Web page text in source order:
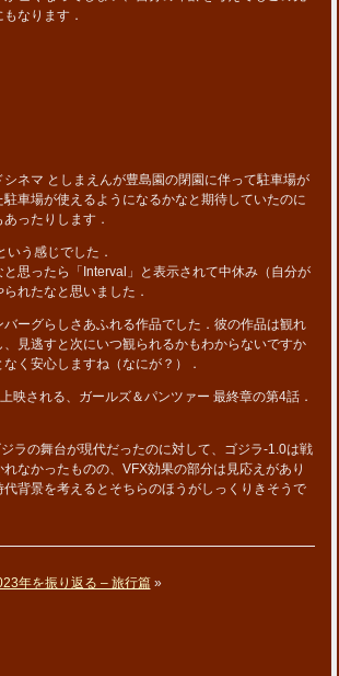
なります．
ネマ としまえんが豊島園の閉園に伴って駐車場が
車場が使えるようになるかなと期待していたのに
ったりします．
う感じでした．
思ったら「Interval」と表示されて中休み（自分が
れたなと思いました．
ーグらしさあふれる作品でした．彼の作品は観れ
見逃すと次にいつ観られるかもわからないですか
く安心しますね（なにが？）．
される、ガールズ＆パンツァー 最終章の第4話．
ラの舞台が現代だったのに対して、ゴジラ-1.0は戦
なかったものの、VFX効果の部分は見応えがあり
背景を考えるとそちらのほうがしっくりきそうで
年を振り返る – 旅行篇»